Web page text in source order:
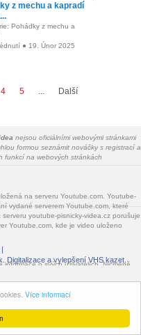
Více informací
z mechu a kapradí
Pohádky z mechu a
● 19. Únor 2025
4 5 ...
Další
nejsou oficiálními webovými stránkami
formou seznámit nováčky s registrací a
funkcí na webových stránkách
na serveru Youtube.com. Youtube-
vydané serverem Youtube.com, které
youtube-pisnicky-videa.cz porušuje
Youtube.com, kde je video uloženo
informace o svých uživatelích. Nicméně
Jde především o služby sdílení na
. Digitalizace a vylepšení VHS kazet.